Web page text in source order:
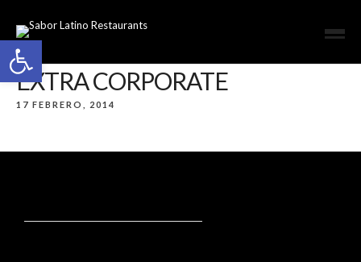
Open toolbar
EXTRA CORPORATE
17 FEBRERO, 2014